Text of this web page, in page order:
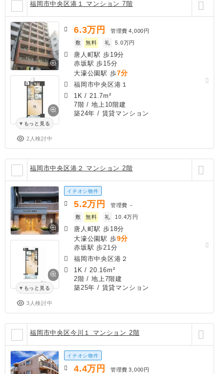
福岡市中央区港１ マンション 7階
もっと見る
2人検討中
6.3万円 管理費 4,000円
敷
無料 礼 5.0万円
唐人町駅 歩19分
赤坂駅 歩15分
大濠公園駅 歩7分
福岡市中央区港１
1K / 21.7m²
7階 / 地上10階建
築24年 / 賃貸マンション
福岡市中央区港２ マンション 2階
もっと見る
3人検討中
イチオシ物件
5.2万円 管理費 －
敷
無料 礼 10.4万円
唐人町駅 歩18分
大濠公園駅 歩9分
赤坂駅 歩21分
福岡市中央区港２
1K / 20.16m²
2階 / 地上7階建
築25年 / 賃貸マンション
福岡市中央区今川１ マンション 2階
イチオシ物件
4.4万円 管理費 3,000円